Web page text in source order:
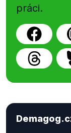
práci.